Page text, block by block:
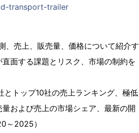
transport-trailer
、売上、販売量、価格について紹介す
面する課題とリスク、市場の制約を
トップ10社の売上ランキング、極低
および売上の市場シェア、最新の開
～2025）